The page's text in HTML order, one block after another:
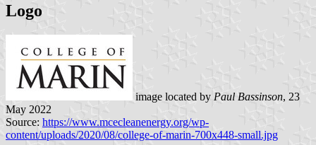
Logo
image located by Paul Bassinson, 23
May 2022
Source: https://www.mcecleanenergy.org/wp-
content/uploads/2020/08/college-of-marin-700x448-small.jpg